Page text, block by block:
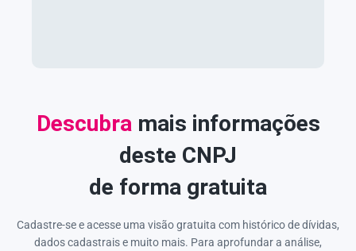
Descubra mais informações
deste CNPJ
de forma gratuita
Cadastre-se e acesse uma visão gratuita com histórico de dívidas,
dados cadastrais e muito mais. Para aprofundar a análise,